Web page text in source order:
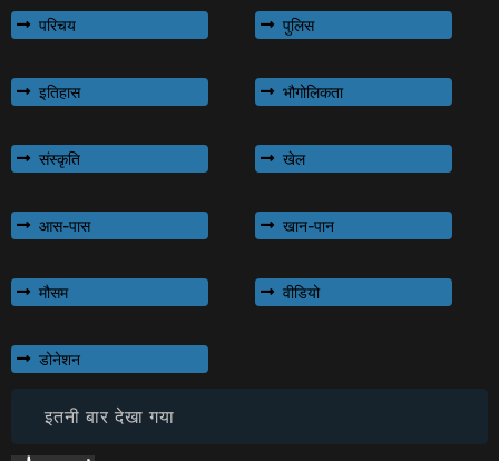
परिचय पुलिस
इतिहास भौगोलिकता
संस्कृति खेल
आस-पास खान-पान
मौसम वीडियो
डोनेशन
इतनी बार देखा गया